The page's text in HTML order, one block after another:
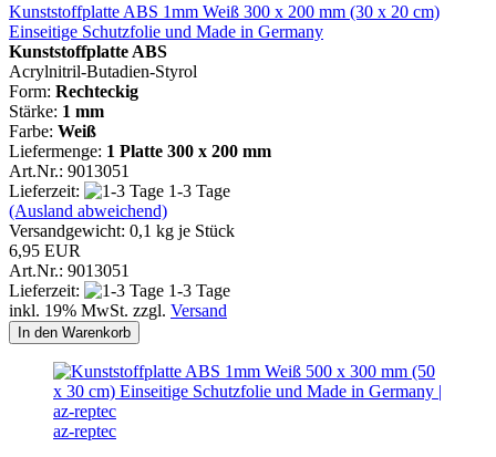
Kunststoffplatte ABS 1mm Weiß 300 x 200 mm (30 x 20 cm)
Einseitige Schutzfolie und Made in Germany
Kunststoffplatte ABS
Acrylnitril-Butadien-Styrol
Form: Rechteckig
Stärke: 1 mm
Farbe: Weiß
Liefermenge: 1 Platte 300 x 200 mm
Art.Nr.: 9013051
Lieferzeit:
1-3 Tage
(Ausland abweichend)
Versandgewicht: 0,1 kg je Stück
6,95 EUR
Art.Nr.: 9013051
Lieferzeit:
1-3 Tage
inkl. 19% MwSt. zzgl. Versand
In den Warenkorb
az-reptec